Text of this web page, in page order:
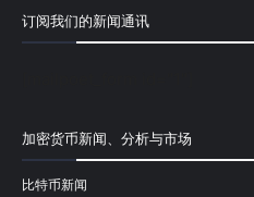
订阅我们的新闻通讯
加密货币新闻、分析与市场
比特币新闻